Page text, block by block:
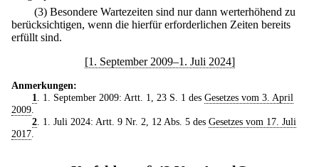
(3) Besondere Wartezeiten sind nur dann werterhöhend zu
berücksichtigen, wenn die hierfür erforderlichen Zeiten bereits
erfüllt sind.
[1. September 2009–1. Juli 2024]
Anmerkungen:
1
. 1. September 2009: Artt. 1, 23 S. 1 des Gesetzes vom 3. April
2009
2. 1. Juli 2024: Artt. 9 Nr. 2, 12 Abs. 5 des Gesetzes vom 17. Juli
2017